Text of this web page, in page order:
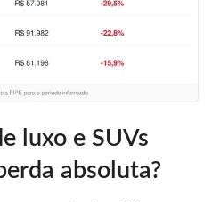
luxo e SUVs
absoluta?